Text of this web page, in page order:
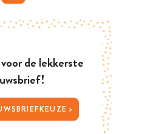
de lekkerste
JOUW NIEUWSBRIEFKEUZE >